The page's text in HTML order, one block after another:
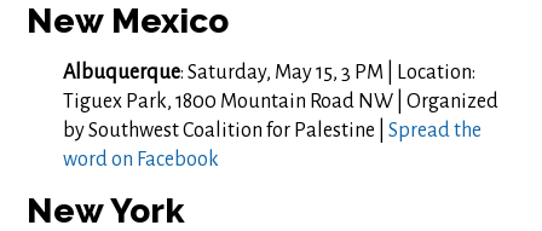
New Mexico
Albuquerque: Saturday, May 15, 3 PM | Location:
Tiguex Park, 1800 Mountain Road NW | Organized
by Southwest Coalition for Palestine |Spread the
word on Facebook
New York